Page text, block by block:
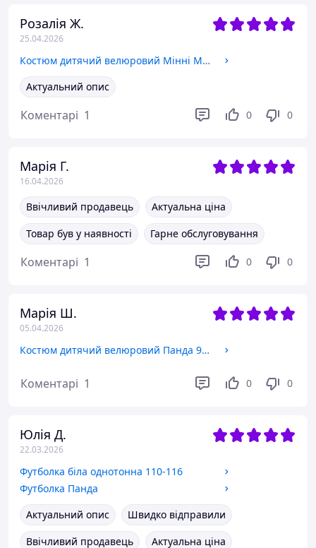
Розалія Ж.
25.04.2026
Костюм дитячий велюровий Мінні Маус
Актуальний опис
Коментарі 1 0 0
Марія Г.
16.04.2026
Ввічливий продавець
Актуальна ціна
Товар був у наявності
Гарне обслуговування
Коментарі 1 0 0
Марія Ш.
05.04.2026
Костюм дитячий велюровий Панда 92-98
Коментарі 1 0 0
Юлія Д.
22.03.2026
Футболка біла однотонна 110-116
Футболка Панда
Актуальний опис
Швидко відправили
Ввічливий продавець
Актуальна ціна